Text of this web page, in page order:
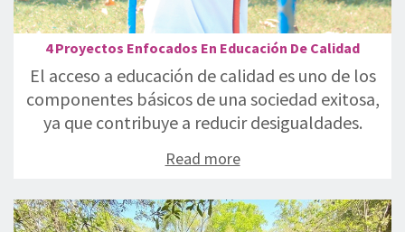
4 Proyectos Enfocados En Educación De Calidad
El acceso a educación de calidad es uno de los
componentes básicos de una sociedad exitosa,
ya que contribuye a reducir desigualdades.
Read more